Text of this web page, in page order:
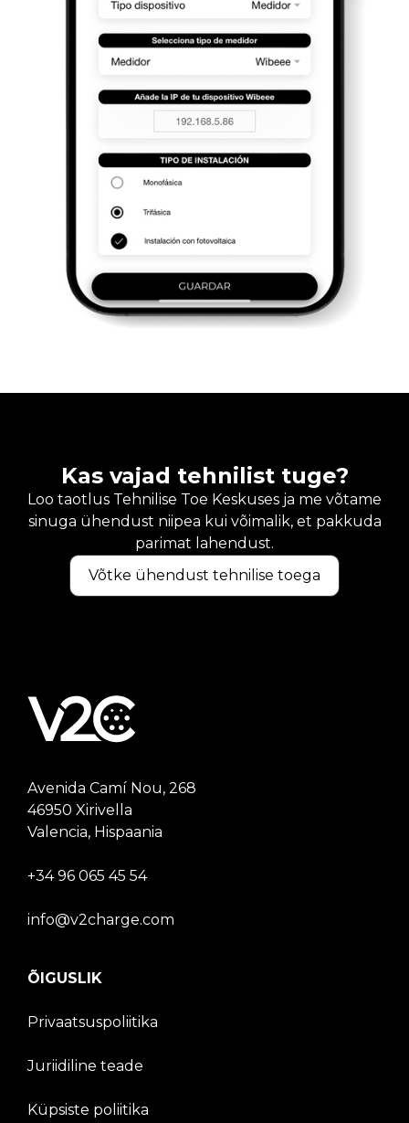
Kas vajad tehnilist tuge?
Loo taotlus Tehnilise Toe Keskuses ja me võtame
sinuga ühendust niipea kui võimalik, et pakkuda
parimat lahendust.
Võtke ühendust tehnilise toega
Avenida Camí Nou, 268
46950 Xirivella
Valencia, Hispaania
+34 96 065 45 54
info@v2charge.com
ÕIGUSLIK
Privaatsuspoliitika
Juriidiline teade
Küpsiste poliitika